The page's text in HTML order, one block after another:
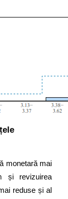
monetară mai
și revizuirea
reduse și al